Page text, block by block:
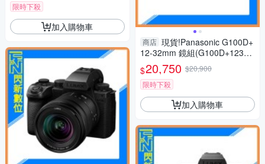
限時下殺
加入購物車
商店 現貨!Panasonic G100D+
12-32mm 鏡組(G100D+123
2，公司貨)G100
$20,750 $20,900
限時下殺
加入購物車